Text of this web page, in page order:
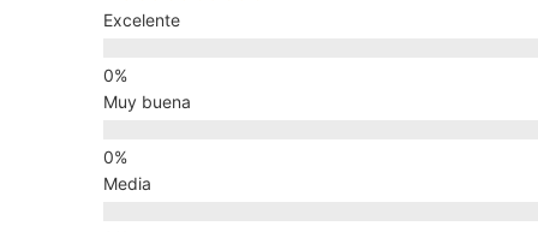
Excelente
Muy buena
Media